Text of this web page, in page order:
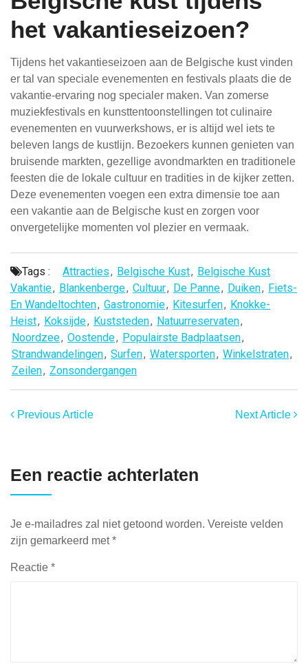
het vakantieseizoen?
Tijdens het vakantieseizoen aan de Belgische kust vinden
er tal van speciale evenementen en festivals plaats die de
vakantie-ervaring nog specialer maken. Van zomerse
muziekfestivals en kunsttentoonstellingen tot culinaire
evenementen en vuurwerkshows, er is altijd wel iets te
beleven langs de kustlijn. Bezoekers kunnen genieten van
bruisende markten, gezellige avondmarkten en traditionele
feesten die de lokale cultuur en tradities in de kijker zetten.
Deze evenementen voegen een extra dimensie toe aan
een vakantie aan de Belgische kust en zorgen voor
onvergetelijke momenten vol plezier en vermaak.
Tags : Attracties, Belgische Kust, Belgische Kust
Vakantie, Blankenberge, Cultuur, De Panne, Duiken, Fiets-
En Wandeltochten, Gastronomie, Kitesurfen, Knokke-
Heist, Koksijde, Kuststeden, Natuurreservaten,
Noordzee, Oostende, Populairste Badplaatsen,
Strandwandelingen, Surfen, Watersporten, Winkelstraten,
Zeilen, Zonsondergangen
Previous Article Next Article
Een reactie achterlaten
Je e-mailadres zal niet getoond worden. Vereiste velden
zijn gemarkeerd met*
Reactie *